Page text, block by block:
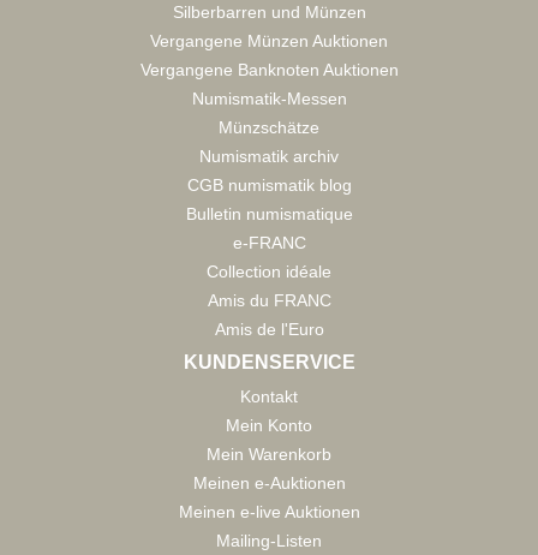
Silberbarren und Münzen
Vergangene Münzen Auktionen
Vergangene Banknoten Auktionen
Numismatik-Messen
Münzschätze
Numismatik archiv
CGB numismatik blog
Bulletin numismatique
e-FRANC
Collection idéale
Amis du FRANC
Amis de l'Euro
KUNDENSERVICE
Kontakt
Mein Konto
Mein Warenkorb
Meinen e-Auktionen
Meinen e-live Auktionen
Mailing-Listen